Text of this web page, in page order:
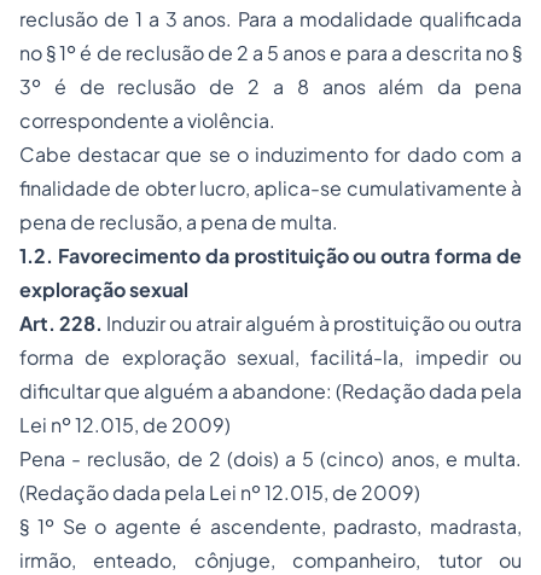
reclusão de 1 a 3 anos. Para a modalidade qualificada
no § 1º é de reclusão de 2 a 5 anos e para a descrita no §
3º é de reclusão de 2 a 8 anos além da pena
correspondente a violência.
Cabe destacar que se o induzimento for dado com a
finalidade de obter lucro, aplica-se cumulativamente à
pena de reclusão, a pena de multa.
1.2. Favorecimento da prostituição ou outra forma de
exploração sexual
Art. 228. Induzir ou atrair alguém à prostituição ou outra
forma de exploração sexual, facilitá-la, impedir ou
dificultar que alguém a abandone: (Redação dada pela
Lei nº 12.015, de 2009)
Pena - reclusão, de 2 (dois) a 5 (cinco) anos, e multa.
(Redação dada pela Lei nº 12.015, de 2009)
§ 1º Se o agente é ascendente, padrasto, madrasta,
irmão, enteado, cônjuge, companheiro, tutor ou